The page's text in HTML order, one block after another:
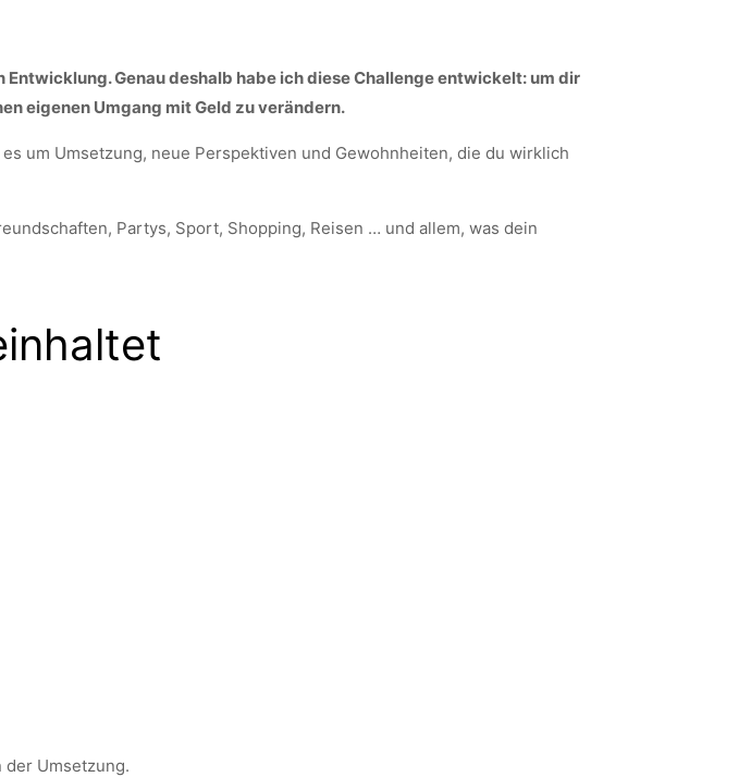
Genau deshalb habe ich diese Challenge entwickelt: um dir
eigenen Umgang mit Geld zu verändern.
um Umsetzung, neue Perspektiven und Gewohnheiten, die du wirklich
Partys, Sport, Shopping, Reisen … und allem, was dein
der Umsetzung.